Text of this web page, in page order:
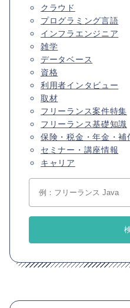
クラウド
プログラミング言語
インフラエンジニア
雑学
データベース
資格
利用者インタビュー
取材
フリーランス案件特集
フリーランス基礎知識
保険・税金・年金・補
セミナー・講座情報
キャリア